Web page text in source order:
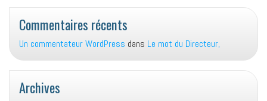
Commentaires récents
Un commentateur WordPress dans Le mot du Directeur,
Archives